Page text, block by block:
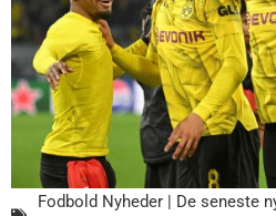
Fodbold Nyheder | De seneste